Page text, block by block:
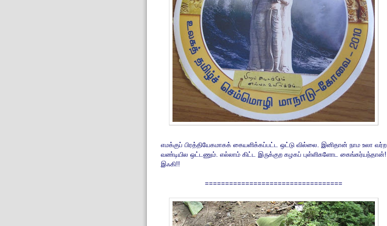
எமக்குப் பிரத்தியேகமாகக் கையளிக்கப்பட்ட ஒட்டு வில்லை. இனிதான் நாம உலா வர்ற
வண்டியில ஒட்டணும். எல்லாம் கிட்ட இருக்குற கழகப் புள்ளிகளோட கைங்கர்யந்தான்!
இஃகி!!
==================================